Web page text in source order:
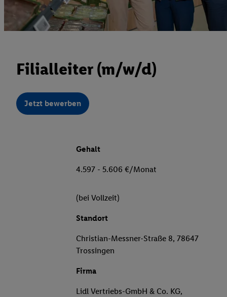
Filialleiter (m/w/d)
Jetzt bewerben
Gehalt
4.597 - 5.606 €/Monat
(bei Vollzeit)
Standort
Christian-Messner-Straße 8, 78647
Trossingen
Firma
Lidl Vertriebs-GmbH & Co. KG,